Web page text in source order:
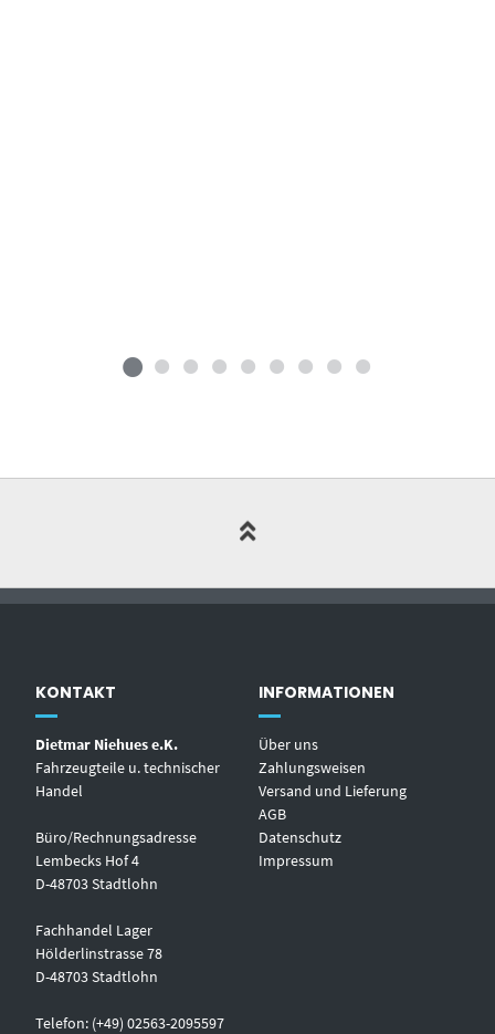
KONTAKT
Dietmar Niehues e.K.
Fahrzeugteile u. technischer
Handel
Büro/Rechnungsadresse
Lembecks Hof 4
D-48703 Stadtlohn
Fachhandel Lager
Hölderlinstrasse 78
D-48703 Stadtlohn
Telefon: (+49) 02563-2095597
INFORMATIONEN
Über uns
Zahlungsweisen
Versand und Lieferung
AGB
Datenschutz
Impressum